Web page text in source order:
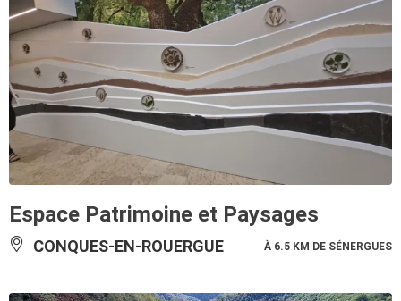
Espace Patrimoine et Paysages
CONQUES-EN-ROUERGUE À 6.5 KM DE SÉNERGUES